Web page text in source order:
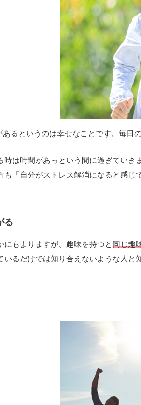
あるというのは幸せなことです。毎日
時は時間があっという間に過ぎてい
も「自分がストレス解消になると感
る
にもよりますが、趣味を持つと同じ趣
いるだけでは知り合えないような人と